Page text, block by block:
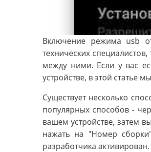
Включение режима usb
технических
между ними. Если у вас
устройстве, в этой статье
Существует несколько
популярных способов -
вашем устройстве, затем
нажать на "Номер
разработчика активирован.